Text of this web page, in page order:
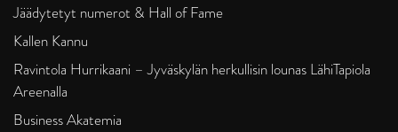
Jäädytetyt numerot & Hall of Fame
Kallen Kannu
Ravintola Hurrikaani – Jyväskylän herkullisin lounas LähiTapiola
Areenalla
Business Akatemia